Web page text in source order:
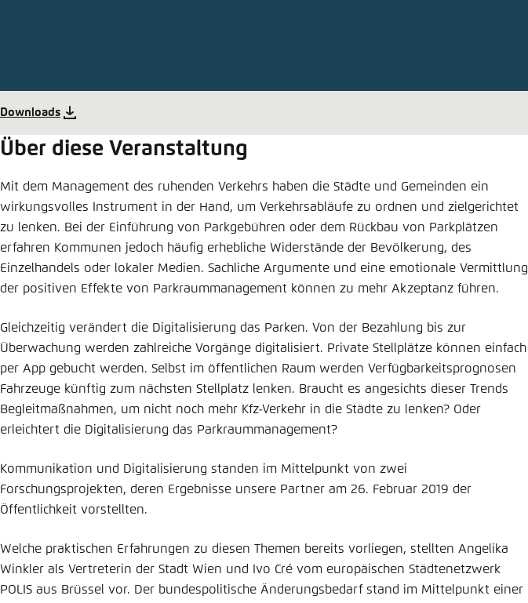
Downloads
Über diese Veranstaltung
Mit dem Management des ruhenden Verkehrs haben die Städte und Gemeinden ein
wirkungsvolles Instrument in der Hand, um Verkehrsabläufe zu ordnen und zielgerichtet
zu lenken. Bei der Einführung von Parkgebühren oder dem Rückbau von Parkplätzen
erfahren Kommunen jedoch häufig erhebliche Widerstände der Bevölkerung, des
Einzelhandels oder lokaler Medien. Sachliche Argumente und eine emotionale Vermittlung
der positiven Effekte von Parkraummanagement können zu mehr Akzeptanz führen.
Gleichzeitig verändert die Digitalisierung das Parken. Von der Bezahlung bis zur
Überwachung werden zahlreiche Vorgänge digitalisiert. Private Stellplätze können einfach
per App gebucht werden. Selbst im öffentlichen Raum werden Verfügbarkeitsprognosen
Fahrzeuge künftig zum nächsten Stellplatz lenken. Braucht es angesichts dieser Trends
Begleitmaßnahmen, um nicht noch mehr Kfz-Verkehr in die Städte zu lenken? Oder
erleichtert die Digitalisierung das Parkraummanagement?
Kommunikation und Digitalisierung standen im Mittelpunkt von zwei
Forschungsprojekten, deren Ergebnisse unsere Partner am 26. Februar 2019 der
Öffentlichkeit vorstellten.
Welche praktischen Erfahrungen zu diesen Themen bereits vorliegen, stellten Angelika
Winkler als Vertreterin der Stadt Wien und Ivo Cré vom europäischen Städtenetzwerk
POLIS aus Brüssel vor. Der bundespolitische Änderungsbedarf stand im Mittelpunkt einer